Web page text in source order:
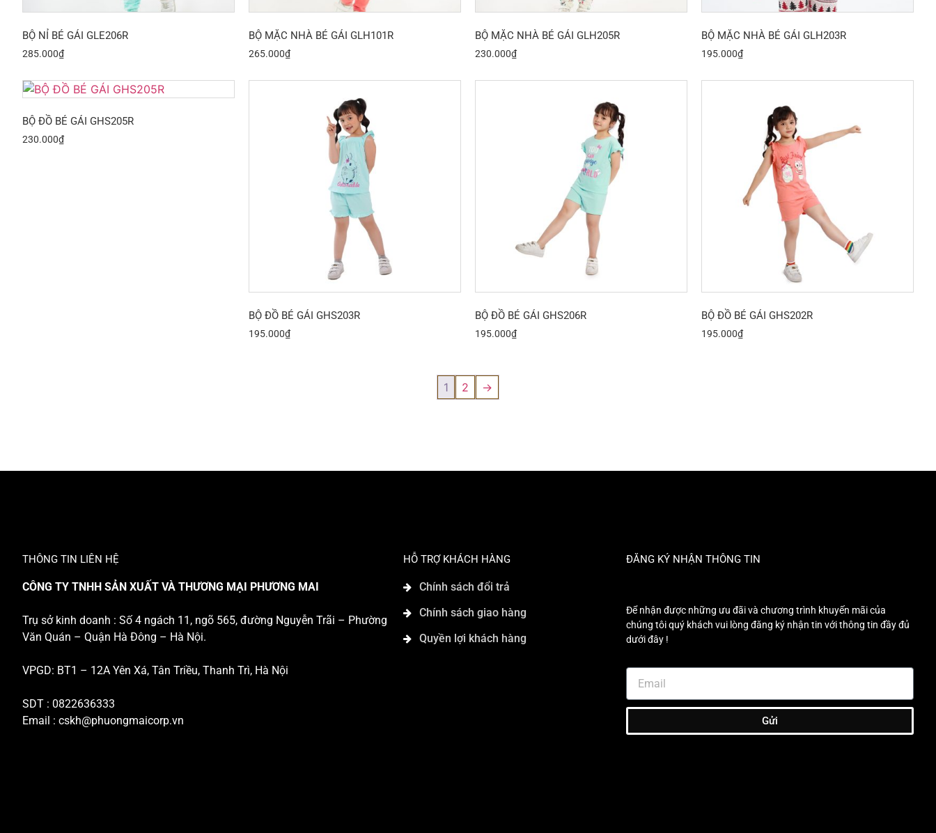
BỘ NỈ BÉ GÁI GLE206R
285.000₫
BỘ MẶC NHÀ BÉ GÁI GLH101R
265.000₫
BỘ MẶC NHÀ BÉ GÁI GLH205R
230.000₫
BỘ MẶC NHÀ BÉ GÁI GLH203R
195.000₫
BỘ ĐỒ BÉ GÁI GHS205R
230.000₫
BỘ ĐỒ BÉ GÁI GHS203R
195.000₫
BỘ ĐỒ BÉ GÁI GHS206R
195.000₫
BỘ ĐỒ BÉ GÁI GHS202R
195.000₫
1 2 →
THÔNG TIN LIÊN HỆ
CÔNG TY TNHH SẢN XUẤT VÀ THƯƠNG MẠI PHƯƠNG MAI
Trụ sở kinh doanh : Số 4 ngách 11, ngõ 565, đường Nguyễn Trãi – Phường
Văn Quán – Quận Hà Đông – Hà Nội.
VPGD: BT1 – 12A Yên Xá, Tân Triều, Thanh Trì, Hà Nội
SDT : 0822636333
Email : cskh@phuongmaicorp.vn
HỖ TRỢ KHÁCH HÀNG
Chính sách đổi trả
Chính sách giao hàng
Quyền lợi khách hàng
ĐĂNG KÝ NHẬN THÔNG TIN
Để nhận được những ưu đãi và chương trình khuyến mãi của
chúng tôi quý khách vui lòng đăng ký nhận tin với thông tin đầy đủ
dưới đây !
Gửi